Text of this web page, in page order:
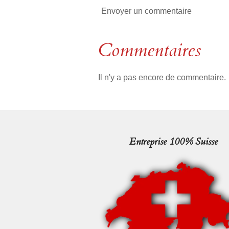
Envoyer un commentaire
Commentaires
Il n'y a pas encore de commentaire.
Entreprise 100% Suisse